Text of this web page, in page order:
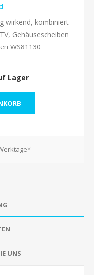
wirkend, kombiniert
Gehäusescheiben
WS81130
Lager
UNS